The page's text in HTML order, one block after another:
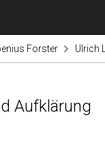
Forster Ulrich
Aufklärung